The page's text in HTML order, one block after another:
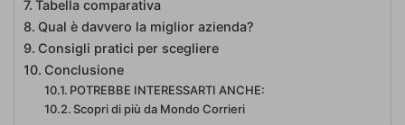
Tabella comparativa
Qual è davvero la miglior azienda?
Consigli pratici per scegliere
Conclusione
POTREBBE INTERESSARTI ANCHE:
Scopri di più da Mondo Corrieri